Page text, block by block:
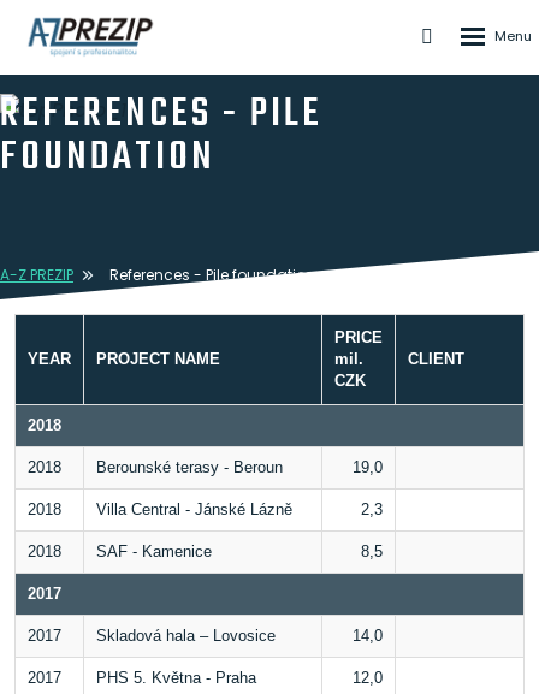
REFERENCES - PILE
FOUNDATION
A-Z PREZIP References - Pile foundation
YEAR PROJECT NAME
PRICE
mil.
CZK
CLIENT
2018
2018 Berounské terasy - Beroun 19,0
2018 Villa Central - Jánské Lázně 2,3
2018 SAF - Kamenice 8,5
2017
2017 Skladová hala – Lovosice 14,0
2017 PHS 5. Května - Praha 12,0